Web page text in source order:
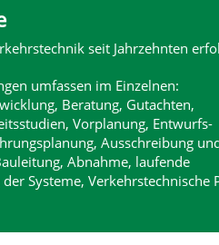
seit Jahrzehnten
umfassen im Einzelnen:
Beratung, Gutachten,
Vorplanung, Entwurfs-
Ausschreibung
Abnahme, laufende
Systeme, Verkehrstechnische